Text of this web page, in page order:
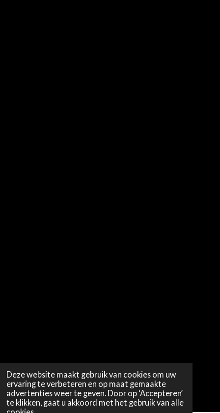
Deze website maakt gebruik van cookies om uw
ervaring te verbeteren en op maat gemaakte
advertenties weer te geven. Door op ‘Accepteren’
te klikken, gaat u akkoord met het gebruik van alle